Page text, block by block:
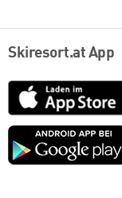
Skiresort.at App
App
Store